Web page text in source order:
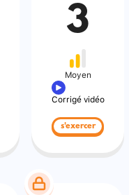
3
Moyen
Corrigé vidéo
s'exercer